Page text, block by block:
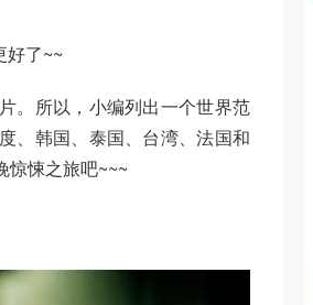
好了~~
。所以，小编列出一个世界范
、韩国、泰国、台湾、法国和
惊悚之旅吧~~~